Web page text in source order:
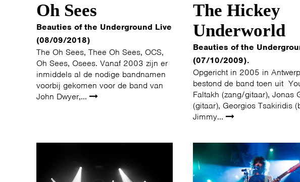
Oh Sees
Beauties of the Underground Live
(08/09/2018)
The Oh Sees, Thee Oh Sees, OCS,
Oh Sees, Osees. Vanaf 2003 zijn er
inmiddels al de nodige bandnamen
voorbij gekomen voor de band van
John Dwyer,...
The Hickey
Underworld
Beauties of the
(07/10/2009).
Opgericht in 2005 in
bestond de band toen uit
Faltakh (zang/gitaar), Jonas
(gitaar), Georgios Tsakiridis
Jimmy...